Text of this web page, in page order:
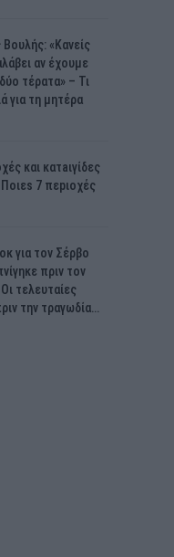
«Κανείς
αν έχουμε
τέρατα» – Τι
για τη μητέρα
και κατaιγίδες
7 πεpιοχές
για τον Σέρβο
πριν τον
τελευταίες
την τραγωδία…